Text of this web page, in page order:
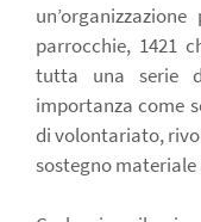
parrocchie, 1421
tutta una serie
importanza come
di volontariato,
sostegno materiale